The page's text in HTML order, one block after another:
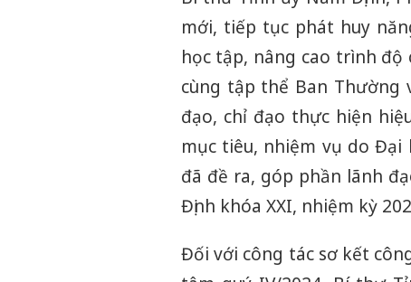
mới, tiếp tục phát huy
học tập, nâng cao trình
cùng tập thể Ban Thường
đạo, chỉ đạo thực hiện
mục tiêu, nhiệm vụ do Đại
đã đề ra, góp phần lãnh
Định khóa XXI, nhiệm kỳ
Đối với công tác sơ kết